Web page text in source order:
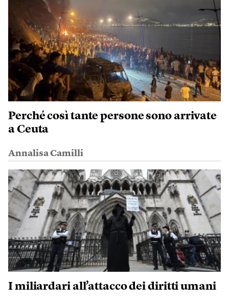
Perché così tante persone sono arrivate
a Ceuta
Annalisa Camilli
I miliardari all’attacco dei diritti umani